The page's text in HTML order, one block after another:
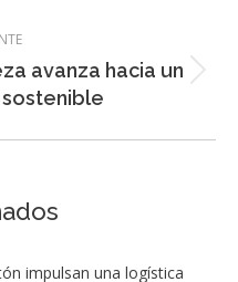
avanza hacia un
impulsan una logística